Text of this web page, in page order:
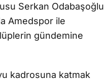
Serkan Odabaşoğlu
Amedspor ile
gündemine
kadrosuna katmak